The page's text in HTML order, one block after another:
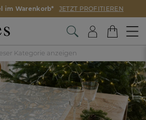
im Warenkorb* JETZT PROFITIEREN
Kategorie anzeigen